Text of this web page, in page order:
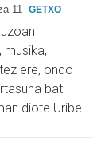
11 GETXO
musika,
ere, ondo
bat
diote Uribe